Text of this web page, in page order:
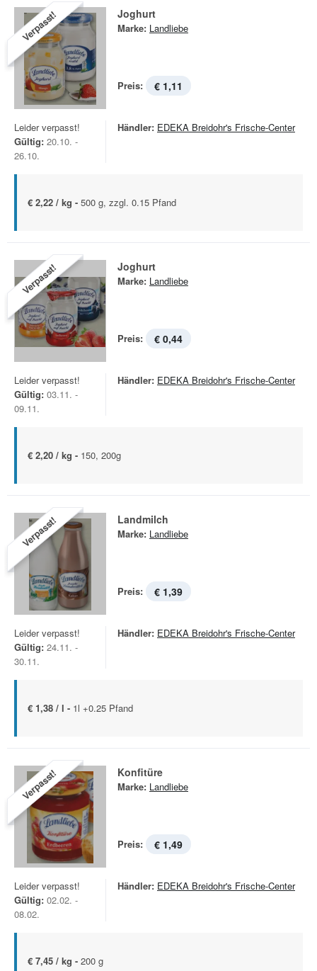
Verpasst! Joghurt
Marke: Landliebe
Preis: € 1,11
Leider verpasst!
Gültig: 20.10. -
26.10.
Händler: EDEKA Breidohr's Frische-Center
€ 2,22 / kg - 500 g, zzgl. 0.15 Pfand
Verpasst! Joghurt
Marke: Landliebe
Preis: € 0,44
Leider verpasst!
Gültig: 03.11. -
09.11.
Händler: EDEKA Breidohr's Frische-Center
€ 2,20 / kg - 150, 200g
Verpasst! Landmilch
Marke: Landliebe
Preis: € 1,39
Leider verpasst!
Gültig: 24.11. -
30.11.
Händler: EDEKA Breidohr's Frische-Center
€ 1,38 / l - 1l +0.25 Pfand
Verpasst! Konfitüre
Marke: Landliebe
Preis: € 1,49
Leider verpasst!
Gültig: 02.02. -
08.02.
Händler: EDEKA Breidohr's Frische-Center
€ 7,45 / kg - 200 g